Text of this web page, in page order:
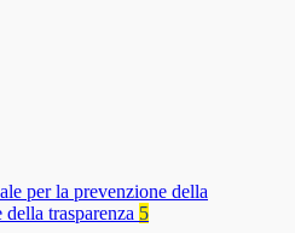
per la prevenzione della
trasparenza 5